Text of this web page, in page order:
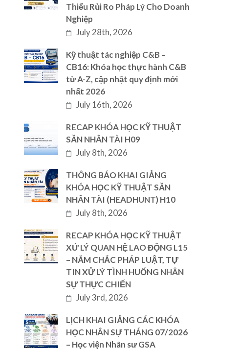
Thiểu Rủi Ro Pháp Lý Cho Doanh
Nghiệp
July 28th, 2026
Kỹ thuật tác nghiệp C&B –
CB16: Khóa học thực hành C&B
từ A-Z, cập nhật quy định mới
nhất 2026
July 16th, 2026
RECAP KHÓA HỌC KỸ THUẬT
SĂN NHÂN TÀI H09
July 8th, 2026
THÔNG BÁO KHAI GIẢNG
KHÓA HỌC KỸ THUẬT SĂN
NHÂN TÀI (HEADHUNT) H10
July 8th, 2026
RECAP KHÓA HỌC KỸ THUẬT
XỬ LÝ QUAN HỆ LAO ĐỘNG L15
– NẮM CHẮC PHÁP LUẬT, TỰ
TIN XỬ LÝ TÌNH HUỐNG NHÂN
SỰ THỰC CHIẾN
July 3rd, 2026
LỊCH KHAI GIẢNG CÁC KHÓA
HỌC NHÂN SỰ THÁNG 07/2026
– Học viện Nhân sư GSA